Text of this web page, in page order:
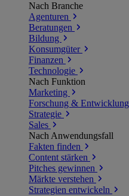
Nach Branche
Agenturen
Beratungen
Bildung
Konsumgüter
Finanzen
Technologie
Nach Funktion
Marketing
Forschung & Entwicklung
Strategie
Sales
Nach Anwendungsfall
Fakten finden
Content stärken
Pitches gewinnen
Märkte verstehen
Strategien entwickeln